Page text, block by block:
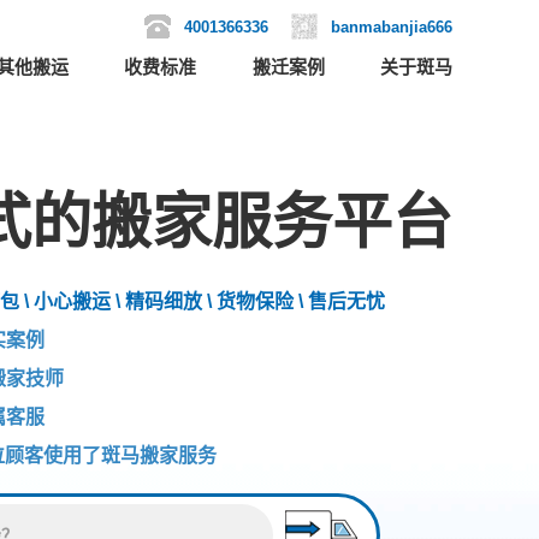
4001366336 banmabanjia666
他搬运 收费标准 搬迁案例 关于斑马
的搬家服务平台
\ 小心搬运 \ 精码细放 \ 货物保险 \ 售后无忧
案例
家技师
客服
顾客使用了斑马搬家服务